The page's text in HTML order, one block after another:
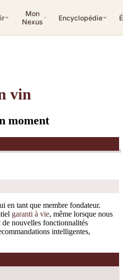
Mon
Nexus
Encyclopédie
vin
moment
en tant que membre fondateur.
garanti à vie, même lorsque nous
nouvelles fonctionnalités
intelligentes,